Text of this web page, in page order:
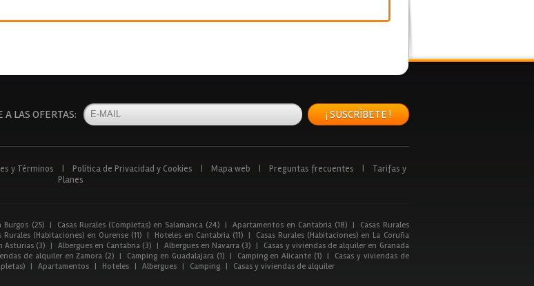
A LAS OFERTAS: ¡ SUSCRÍBETE !
y Términos Política de Privacidad y Cookies Mapa web Preguntas frecuentes
Tarifas y
Planes
Burgos (25) | Casas Rurales (Completas) en Salamanca (24) | Apartamentos en Cantabria (18) |
Casas Rurales
Rurales (Habitaciones) en Ourense (11) | Hoteles en Cantabria (11) |
Casas Rurales (Habitaciones) en La Coruña
Asturias (3) | Albergues en Cantabria (3) | Albergues en Navarra (3) |
Casas y viviendas de alquiler en Granada
de alquiler en Zamora (2) | Camping en Guadalajara (1) | Camping en Alicante (1) |
Casas y viviendas de
| Apartamentos | Hoteles | Albergues | Camping | Casas y viviendas de alquiler